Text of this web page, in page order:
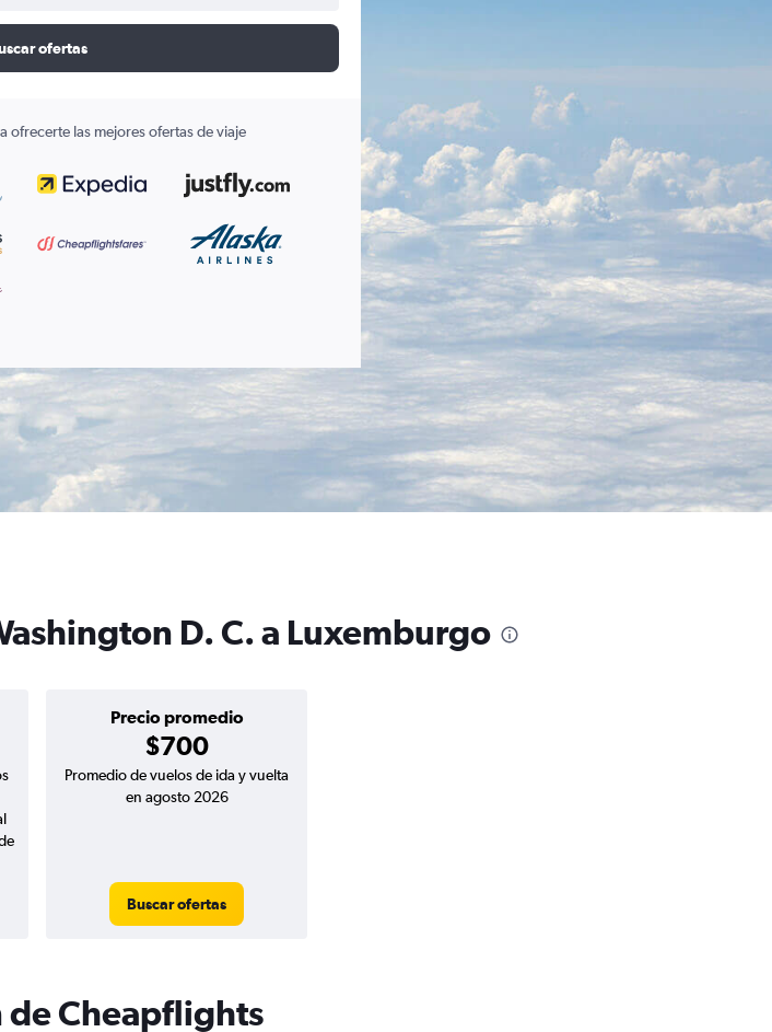
ofertas
ofrecerte las mejores ofertas de viaje
D. C. a Luxemburgo
Precio promedio
$700
Promedio de vuelos de ida y vuelta
en agosto 2026
Buscar ofertas
de Cheapflights